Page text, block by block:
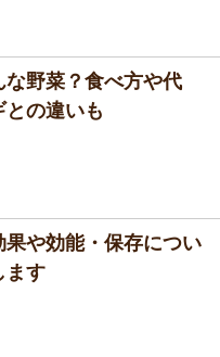
な野菜？食べ方や代
との違いも
果や効能・保存につい
ます